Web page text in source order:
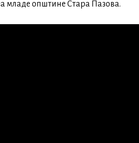
младе општине Стара Пазова.